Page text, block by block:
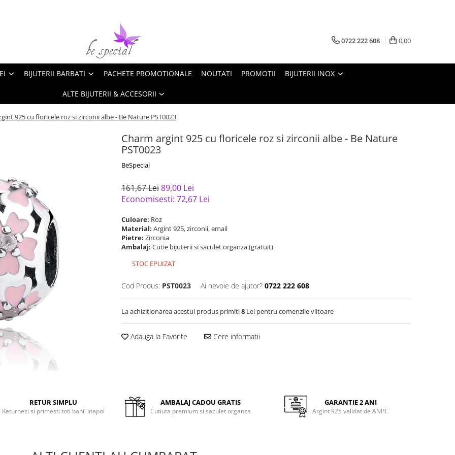
0722 222 608 0,00
BIJUTERII BARBATI PACHETE PROMOTIONALE NOUTATI PROMOTII BIJUTERII INOX
ALTE BIJUTERII & ACCESORII
925 cu floricele roz si zirconii albe - Be Nature PST0023
Charm argint 925 cu floricele roz si zirconii albe - Be Nature
PST0023
BeSpecial
161,67 Lei89,00 Lei
Economisesti: 72,67 Lei
Culoare: Roz
Material: Argint 925, zirconii, email
Pietre: Zirconia
Ambalaj: Cutie bijuterii si saculet organza (gratuit)
STOC EPUIZAT
Cod Produs: PST0023 Ai nevoie de ajutor? 0722 222 608
La achizitionarea acestui produs primiti8 Lei pentru comenzile viitoare
Adauga la Favorite Cere informatii
RETUR SIMPLU
Returnezi si primesti toti banii inapoi
AMBALAJ CADOU GRATIS
Cutiuta premium si saculet organza
GARANTIE 2 ANI
Argint 925 validat de ANPC